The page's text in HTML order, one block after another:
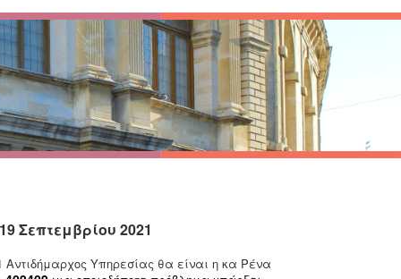
Σεπτεμβρίου 2021
Αντιδήμαρχος Υπηρεσίας θα είναι η κα Ρένα